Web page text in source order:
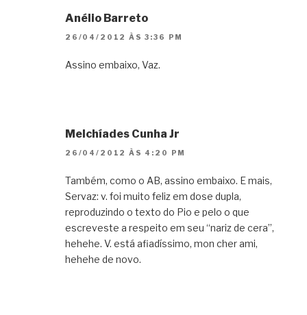
Anélio Barreto
26/04/2012 ÀS 3:36 PM
Assino embaixo, Vaz.
Melchíades Cunha Jr
26/04/2012 ÀS 4:20 PM
Também, como o AB, assino embaixo. E mais,
Servaz: v. foi muito feliz em dose dupla,
reproduzindo o texto do Pio e pelo o que
escreveste a respeito em seu “nariz de cera”,
hehehe. V. está afiadíssimo, mon cher ami,
hehehe de novo.